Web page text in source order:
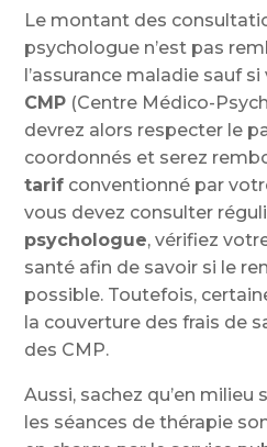
Le montant des
psychologue n’est pas
l’assurance maladie sauf
CMP (Centre Médico-
devrez alors respecter le
coordonnés et serez
tarif conventionné par
vous devez consulter
psychologue, vérifiez
santé afin de savoir si le
possible. Toutefois,
la couverture des frais de
des CMP.
Aussi, sachez qu’en
les séances de thérapie